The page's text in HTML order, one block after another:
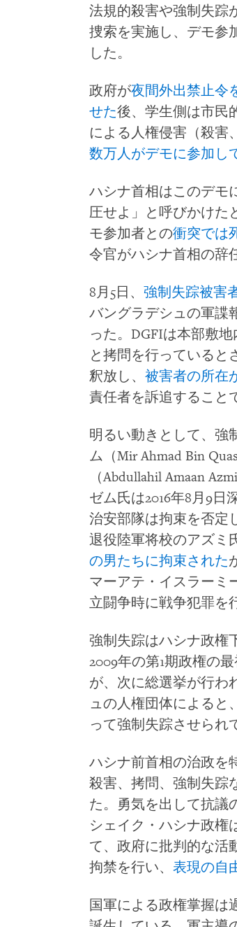
法規的殺害や強制失踪
捜索を実施し、デモ参
した。
政府が夜間外出禁止令
せた後、学生側は市民
による人権侵害（殺害
数万人がデモに参加し
ハシナ首相はこのデモ
圧せよ」と呼びかけた
モ参加者との衝突では
令官がハシナ首相の辞
8月5日、 強制失踪被害
バングラデシュの軍諜
った。DGFIは本部敷地
と拷問を行っていると
釈放し、 被害者の所在
責任者を訴追すること
明るい動きとして、強
ム（Mir Ahmad Bin
（Abdullahil Amaan
ゼム氏は2016年8月9日
治安部隊は拘束を否定
退役陸軍将校のアズミ
の男たちに拘束された
マーアテ・イスラーミ
立闘争時に戦争犯罪を
強制失踪はハシナ政権
2009年の第1期政権の
が、次に総選挙が行わ
ュの人権団体によると
って強制失踪させられ
ハシナ前首相の治政を
殺害、拷問、強制失踪
た。勇気を出して抗議
シェイク・ハシナ政権
て、政府に批判的な活
拘禁を行い、 表現の自
国軍による政権掌握は